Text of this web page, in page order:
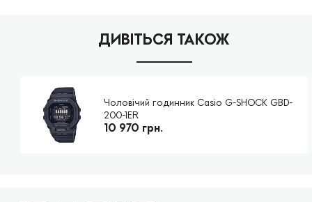
ДИВІТЬСЯ ТАКОЖ
Чоловічий годинник Casio G-SHOCK GBD-
200-1ER
10 970 грн.